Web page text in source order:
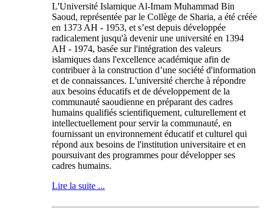
L'Université Islamique Al-Imam Muhammad Bin
Saoud, représentée par le Collège de Sharia, a été créée
en 1373 AH - 1953, et s’est depuis développée
radicalement jusqu'à devenir une université en 1394
AH - 1974, basée sur l'intégration des valeurs
islamiques dans l'excellence académique afin de
contribuer à la construction d’une société d'information
et de connaissances. L'université cherche à répondre
aux besoins éducatifs et de développement de la
communauté saoudienne en préparant des cadres
humains qualifiés scientifiquement, culturellement et
intellectuellement pour servir la communauté, en
fournissant un environnement éducatif et culturel qui
répond aux besoins de l'institution universitaire et en
poursuivant des programmes pour développer ses
cadres humains.
Lire la suite ...